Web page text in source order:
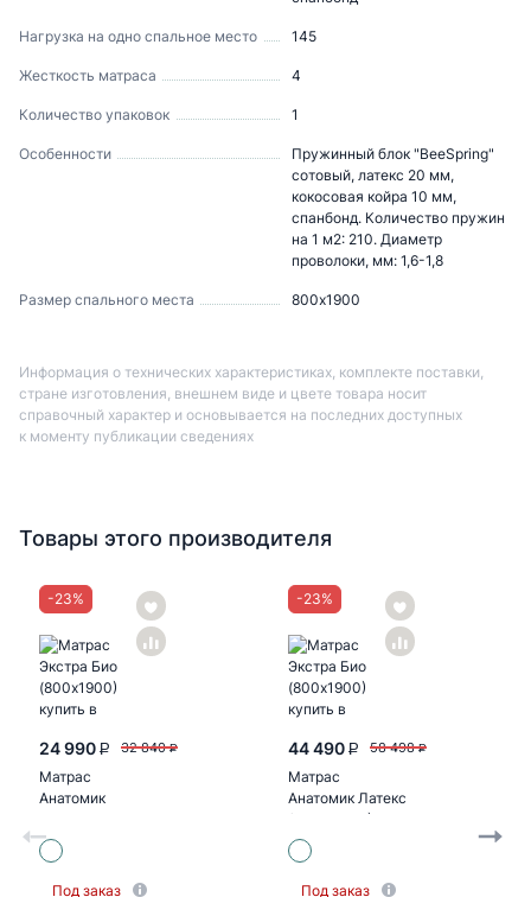
Нагрузка на одно спальное место 145
Жесткость матраса 4
Количество упаковок 1
Особенности
Пружинный блок "BeeSpring"
сотовый, латекс 20 мм,
кокосовая койра 10 мм,
спанбонд. Количество пружин
на 1 м2: 210. Диаметр
проволоки, мм: 1,6-1,8
Размер спального места 800х1900
Информация о технических характеристиках, комплекте поставки,
стране изготовления, внешнем виде и цвете товара носит
справочный характер и основывается на последних доступных
к моменту публикации сведениях
Товары этого производителя
-23%
24 990 P 32 840 P
Матрас
Анатомик
(800х1950)
Под заказ
-23%
44 490 P 58 498 P
Матрас
Анатомик Латекс
(1600х1950)
Под заказ